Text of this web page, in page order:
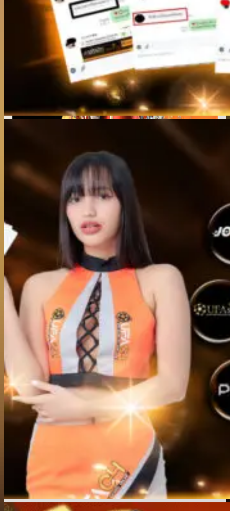
ไม่ว่าจะเวลาไหน ufac4 ติดต่อเจ้าหน้าที่ ได้ตลอด 24 ชั่วโมง
ทีมงานมากประสบการณ์พร้อมให้บริการด้วยความใส่ใจ ตอบทุก
คำถามไว ไม่ปล่อยให้รอนาน การเข้าถึงเจ้าหน้าที่ทำได้ง่าย ทั้ง
ผ่านหน้าเว็บไซต์และช่องทางแชทบนมือถือ โดยไม่ต้องกรอก
ข้อมูลซ้ำซ้อนหรือรอขั้นตอนยุ่งยาก ทุกยูสเซอร์จะได้รับการ
ดูแลอย่างมืออาชีพ ไม่ว่าจะเป็นผู้เล่นใหม่หรือสมาชิกเดิม การให้
คำแนะนำเน้นความเข้าใจจริง ตรงจุด และตรวจสอบได้ ทีมงาน
ของufac4ไม่ใช้คำตอบสำเร็จรูป แต่จะตอบตามปัญหาที่พบ
จริง เพื่อให้คุณได้รับคำแนะนำที่ตรงและใช้งานได้ทันที การ
บริการของเรายังเน้นความต่อเนื่อง ไม่ว่าจะเป็นช่วงเวลาดึกหรือ
วันหยุดก็สามารถแชทหาเจ้าหน้าที่ได้ตลอดเวลา ไม่ต้องเสีย
เวลารอคิว ด้วยความพร้อมของระบบและบุคลากรที่เตรียมไว้
เพื่อดูแลลูกค้าทุกคนอย่างครบถ้วน การติดต่อเจ้าหน้าที่ไม่ใช่
เรื่องยุ่งยากอีกต่อไป เพราะเราออกแบบให้เข้าถึงง่ายและใช้งาน
สะดวกที่สุดufac4 ติดต่อ เจ้าหน้าที่
ได้เมื่อคุณต้องการ ไม่ว่า
จะสอบถามข้อมูลทั่วไป ปัญหาเกี่ยวกับบัญชี หรือขั้นตอนการใช้
งานต่าง ๆ เราพร้อมช่วยเหลือและให้คำแนะนำในทุกจุดที่คุณ
สงสัย เพื่อให้การเดิมพันของคุณเป็นไปอย่างราบรื่นและมั่นใจ
ได้ในทุกครั้งที่ใช้งาน
ufac4มุ่งมั่นพัฒนาบริการให้ครอบคลุม
ทุกความต้องการ เพื่อให้คุณรู้สึกอุ่นใจทุกครั้งที่ติดต่อทีมงาน
ของเรา